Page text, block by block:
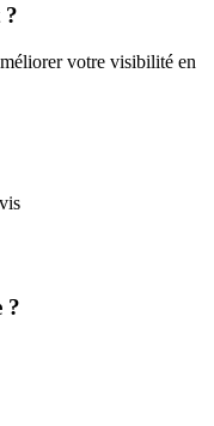
?
votre visibilité en
?